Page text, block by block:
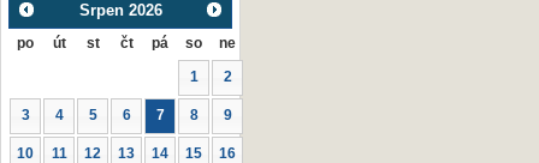
Srpen 2026
po út st čt pá so ne
1 2
3 4 5 6 7 8 9
10 11 12 13 14 15 16